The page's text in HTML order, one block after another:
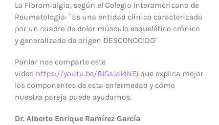
La Fibromialgia, según el Colegio Interamericano de
Reumatología: ¨Es una entidad clínica caracterizada
por un cuadro de dolor músculo esquelético crónico
y generalizado de origen DESCONOCIDO¨
Panlar nos comparte este
video https://youtu.be/BIGsJaI4NEI que explica mejor
los componentes de esta enfermedad y cómo
nuestra pareja puede ayudarnos.
Dr. Alberto Enrique Ramírez García